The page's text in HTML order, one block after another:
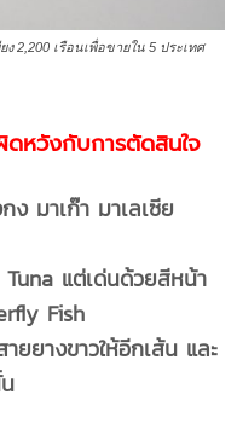
ง 2,200 เรือนเพื่อขายใน 5 ประเทศ
ดหวังกับการตัดสินใจ
มาเก๊า มาเลเซีย
แต่เด่นด้วยสีหน้า
Fish
ยยางขาวให้อีกเส้น และ